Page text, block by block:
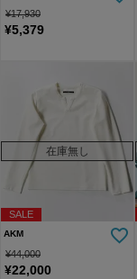
¥17,930
¥5,379
SALE
在庫無し
AKM
¥44,000
¥22,000